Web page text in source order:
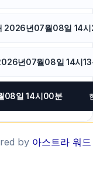
2026년07월08일 14
년07월08일 14시13
08일 14시00분
by 아스트라 워드